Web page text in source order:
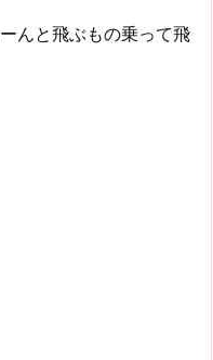
んと飛ぶもの乗って飛